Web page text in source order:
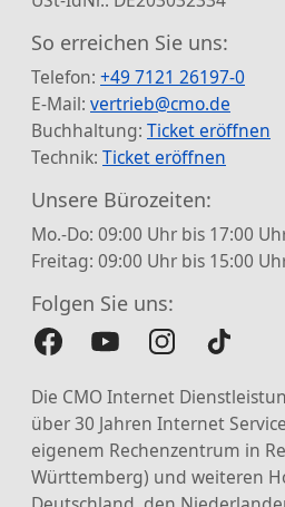
So erreichen Sie uns:
Telefon: +49 7121 26197-0
E-Mail: vertrieb@cmo.de
Buchhaltung: Ticket eröffnen
Technik: Ticket eröffnen
Unsere Bürozeiten:
Mo.-Do: 09:00 Uhr bis 17:00
Freitag: 09:00 Uhr bis 15:00
Folgen Sie uns:
Die CMO Internet
über 30 Jahren Internet
eigenem Rechenzentrum in
Württemberg) und weiteren